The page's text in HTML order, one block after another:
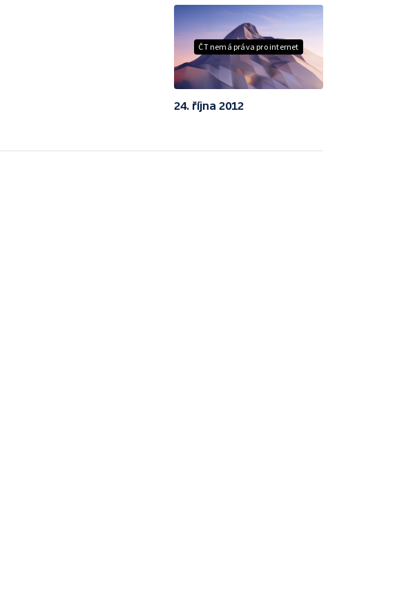
ČT nemá práva pro internet
24. října 2012